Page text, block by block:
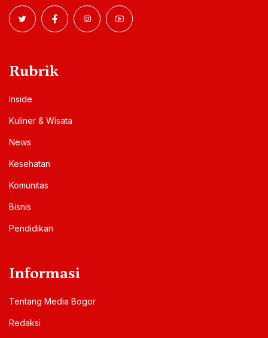
Rubrik
Inside
Kuliner & Wisata
News
Kesehatan
Komunitas
Bisnis
Pendidikan
Informasi
Tentang Media Bogor
Redaksi